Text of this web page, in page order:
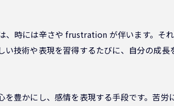
時には辛さや frustration が伴います。そ
技術や表現を習得するたびに、自分の成
豊かにし、感情を表現する手段です。苦